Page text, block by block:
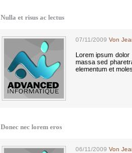
Nulla et risus ac lectus
07/11/2009 Von
Lorem ipsum
massa sed
elementum et
Donec nec lorem eros
06/11/2009 Von